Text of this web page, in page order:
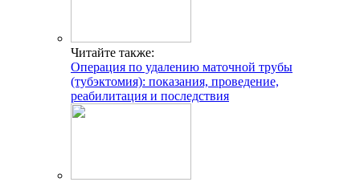
Читайте также:
Операция по удалению маточной трубы
(тубэктомия): показания, проведение,
реабилитация и последствия